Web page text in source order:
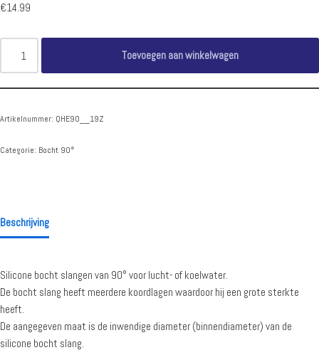
€14.99
Toevoegen aan winkelwagen
Artikelnummer: QHE90__19Z
Categorie: Bocht 90°
Beschrijving
Silicone bocht slangen van 90° voor lucht- of koelwater.
De bocht slang heeft meerdere koordlagen waardoor hij een grote sterkte
heeft.
De aangegeven maat is de inwendige diameter (binnendiameter) van de
silicone bocht slang.